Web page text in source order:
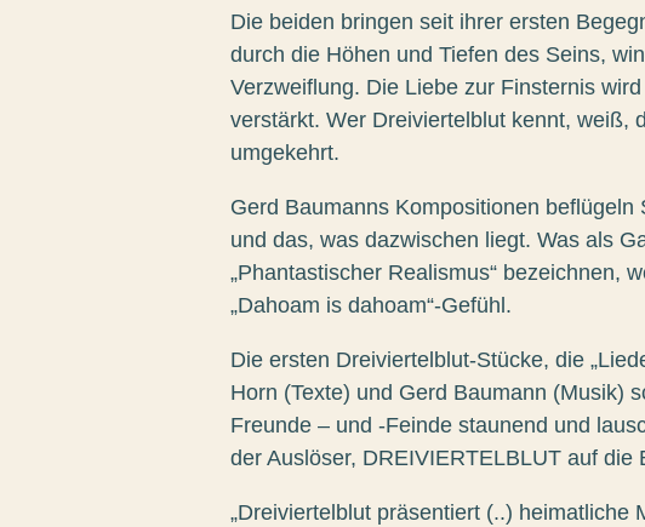
Die beiden bringen seit ihrer ersten
durch die Höhen und Tiefen des Seins,
Verzweiflung. Die Liebe zur Finsternis
verstärkt. Wer Dreiviertelblut kennt, weiß,
umgekehrt.
Gerd Baumanns Kompositionen
und das, was dazwischen liegt. Was als
„Phantastischer Realismus“ bezeichnen,
„Dahoam is dahoam“-Gefühl.
Die ersten Dreiviertelblut-Stücke, die
Horn (Texte) und Gerd Baumann (Musik)
Freunde – und -Feinde staunend und
der Auslöser, DREIVIERTELBLUT auf die
„Dreiviertelblut präsentiert (..) heimatliche